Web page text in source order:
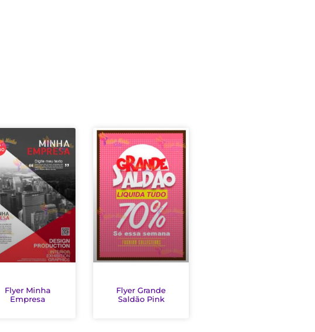
Flyer Minha
Empresa
Flyer Grande
Saldão Pink